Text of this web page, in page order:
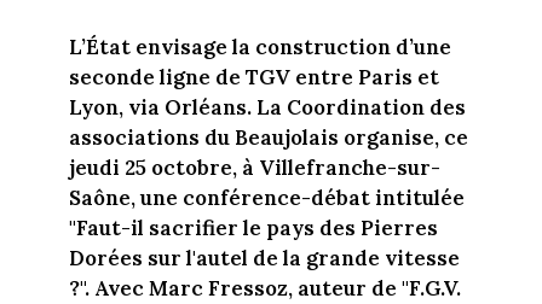
L’État envisage la construction d’une
seconde ligne de TGV entre Paris et
Lyon, via Orléans. La Coordination des
associations du Beaujolais organise, ce
jeudi 25 octobre, à Villefranche-sur-
Saône, une conférence-débat intitulée
"Faut-il sacrifier le pays des Pierres
Dorées sur l'autel de la grande vitesse
?". Avec Marc Fressoz, auteur de "F.G.V.